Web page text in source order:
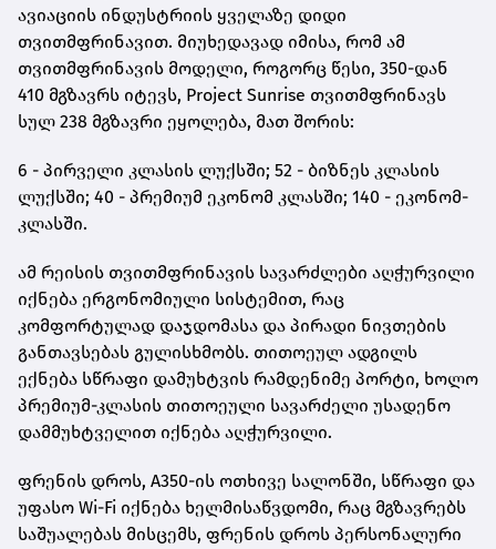
ავიაციის ინდუსტრიის ყველაზე დიდი
თვითმფრინავით. მიუხედავად იმისა, რომ ამ
თვითმფრინავის მოდელი, როგორც წესი, 350-დან
410 მგზავრს იტევს, Project Sunrise თვითმფრინავს
სულ 238 მგზავრი ეყოლება, მათ შორის:
6 - პირველი კლასის ლუქსში; 52 - ბიზნეს კლასის
ლუქსში; 40 - პრემიუმ ეკონომ კლასში; 140 - ეკონომ-
კლასში.
ამ რეისის თვითმფრინავის სავარძლები აღჭურვილი
იქნება ერგონომიული სისტემით, რაც
კომფორტულად დაჯდომასა და პირადი ნივთების
განთავსებას გულისხმობს. თითოეულ ადგილს
ექნება სწრაფი დამუხტვის რამდენიმე პორტი, ხოლო
პრემიუმ-კლასის თითოეული სავარძელი უსადენო
დამმუხტველით იქნება აღჭურვილი.
ფრენის დროს, A350-ის ოთხივე სალონში, სწრაფი და
უფასო Wi-Fi იქნება ხელმისაწვდომი, რაც მგზავრებს
საშუალებას მისცემს, ფრენის დროს პერსონალური